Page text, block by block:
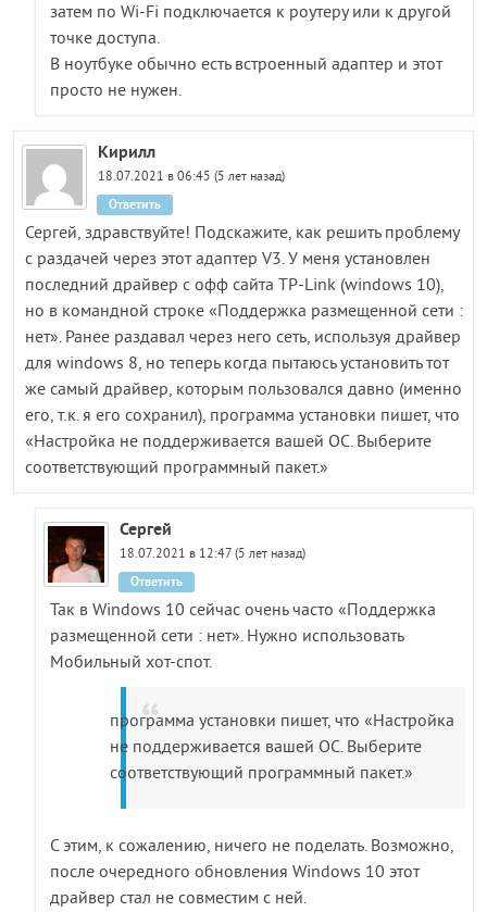
затем по Wi-Fi подключается к роутеру или к другой
точке доступа.
В ноутбуке обычно есть встроенный адаптер и этот
просто не нужен.
Кирилл
18.07.2021 в 06:45 (5 лет назад)
Сергей, здравствуйте! Подскажите, как решить проблему
с раздачей через этот адаптер V3. У меня установлен
последний драйвер с офф сайта TP-Link (windows 10),
но в командной строке «Поддержка размещенной сети :
нет». Ранее раздавал через него сеть, используя драйвер
для windows 8, но теперь когда пытаюсь установить тот
же самый драйвер, которым пользовался давно (именно
его, т.к. я его сохранил), программа установки пишет, что
«Настройка не поддерживается вашей ОС. Выберите
соответствующий программный пакет.»
Ответить
Сергей
18.07.2021 в 12:47 (5 лет назад)
Так в Windows 10 сейчас очень часто «Поддержка
размещенной сети : нет». Нужно использовать
Мобильный хот-спот.
программа установки пишет, что «Настройка
не поддерживается вашей ОС. Выберите
соответствующий программный пакет.»
С этим, к сожалению, ничего не поделать. Возможно,
после очередного обновления Windows 10 этот
драйвер стал не совместим с ней.
Ответить